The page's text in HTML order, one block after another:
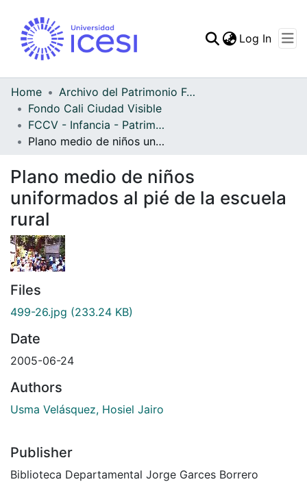
Log In
Home
Archivo del Patrimonio Fotográfico y Fílmico del Valle del Cauca
Fondo Cali Ciudad Visible
FCCV - Infancia - Patrimonial
Plano medio de niños uniformados al pié de la escuela rural
Plano medio de niños
uniformados al pié de la escuela
rural
Files
499-26.jpg (233.24 KB)
Date
2005-06-24
Authors
Usma Velásquez, Hosiel Jairo
Publisher
Biblioteca Departamental Jorge Garces Borrero